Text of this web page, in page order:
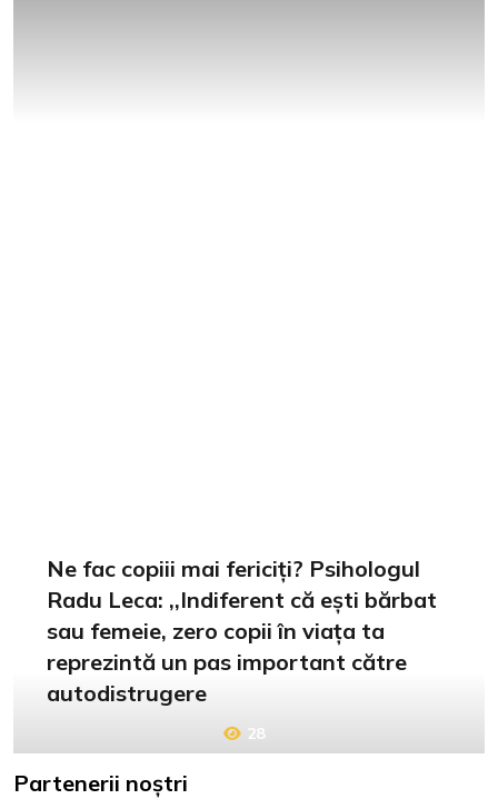
Ne fac copiii mai fericiți? Psihologul
Radu Leca: ,,Indiferent că ești bărbat
sau femeie, zero copii în viața ta
reprezintă un pas important către
autodistrugere
28
Partenerii noștri